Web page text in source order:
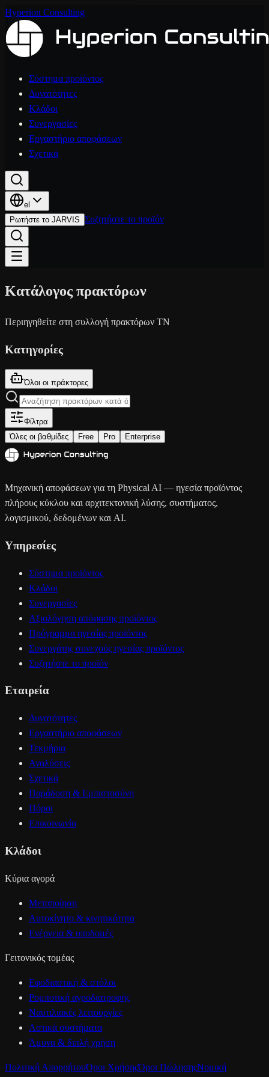
Hyperion Consulting
Σύστημα προϊόντος
Δυνατότητες
Κλάδοι
Συνεργασίες
Εργαστήριο αποφάσεων
Σχετικά
el
Ρωτήστε το JARVIS Συζητήστε το προϊόν
Κατάλογος πρακτόρων
Περιηγηθείτε στη συλλογή πρακτόρων ΤΝ
Κατηγορίες
Όλοι οι πράκτορες
Φίλτρα
Όλες οι βαθμίδες
Free Pro Enterprise
Μηχανική αποφάσεων για τη Physical AI — ηγεσία προϊόντος
πλήρους κύκλου και αρχιτεκτονική λύσης, συστήματος,
λογισμικού, δεδομένων και AI.
Υπηρεσίες
Σύστημα προϊόντος
Κλάδοι
Συνεργασίες
Αξιολόγηση απόφασης προϊόντος
Πρόγραμμα ηγεσίας προϊόντος
Συνεργάτης συνεχούς ηγεσίας προϊόντος
Συζητήστε το προϊόν
Εταιρεία
Δυνατότητες
Εργαστήριο αποφάσεων
Τεκμήρια
Αναλύσεις
Σχετικά
Παράδοση & Εμπιστοσύνη
Πόροι
Επικοινωνία
Κλάδοι
Κύρια αγορά
Μεταποίηση
Αυτοκίνητο & κινητικότητα
Ενέργεια & υποδομές
Γειτονικός τομέας
Εφοδιαστική & στόλοι
Ρομποτική αγροδιατροφής
Ναυτιλιακές λειτουργίες
Αστικά συστήματα
Άμυνα & διπλή χρήση
Πολιτική ΑπορρήτουΌροι ΧρήσηςΌροι ΠώλησηςΝομική